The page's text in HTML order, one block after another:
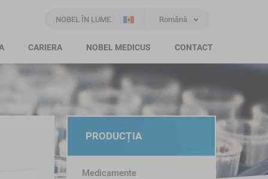
NOBEL ÎN LUME Română
CARIERA NOBEL MEDICUS CONTACT
PRODUCȚIA
Medicamente